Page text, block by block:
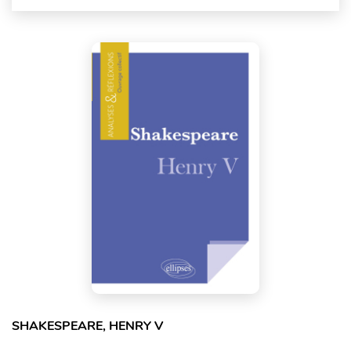
SHAKESPEARE, HENRY V